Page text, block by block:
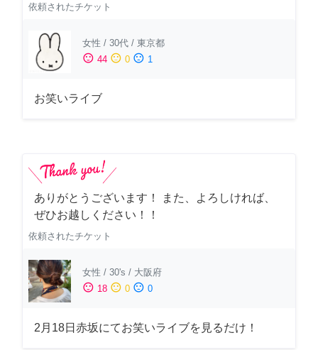
依頼されたチケット
女性 / 30代 / 東京都
sentiment_satisfied 44 sentiment_neutral 0 sentiment_dissatisfied 1
お笑いライブ
ありがとうございます！ また、よろしければ、
ぜひお越しください！！
依頼されたチケット
女性 / 30's / 大阪府
sentiment_satisfied 18 sentiment_neutral 0 sentiment_dissatisfied 0
2月18日赤坂にてお笑いライブを見るだけ！